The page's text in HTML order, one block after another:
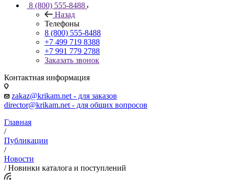
8 (800) 555-8488
Назад
Телефоны
8 (800) 555-8488
+7 499 719 8388
+7 991 779 2788
Заказать звонок
Контактная информация
zakaz@krikam.net - для заказов
director@krikam.net - для общих вопросов
Главная
/
Публикации
/
Новости
/Новинки каталога и поступлений